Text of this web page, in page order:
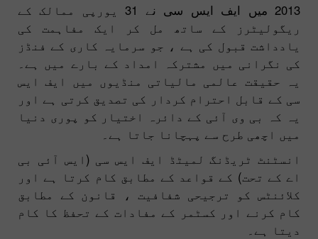
2013 میں ایف ایس سی نے 31 یورپی ممالک کے
ریگولیٹرز کے ساتھ مل کر ایک مفاہمت کی
یادداشت قبول کی ہے ، جو سرمایہ کاری کے فنڈز
کی نگرانی میں مشترکہ امداد کے بارے میں ہے۔
یہ حقیقت عالمی مالیاتی منڈیوں میں ایف ایس
سی کے قابل احترام کردار کی تصدیق کرتی ہے اور
یہ کہ بی وی آئی کے دائرہ اختیار کو پوری دنیا
میں اچھی طرح سے پہچانا جاتا ہے۔
انسٹنٹ ٹریڈنگ لمیٹڈ ایف ایس سی (ایس آئی بی
اے کے تحت) کے قواعد کے مطابق کام کرتا ہے اور
کلائنٹس کو ترجیحی شفافیت ، قانون کے مطابق
کام کرنے اور کسٹمر کے مفادات کے تحفظ کا کام
دیتا ہے۔